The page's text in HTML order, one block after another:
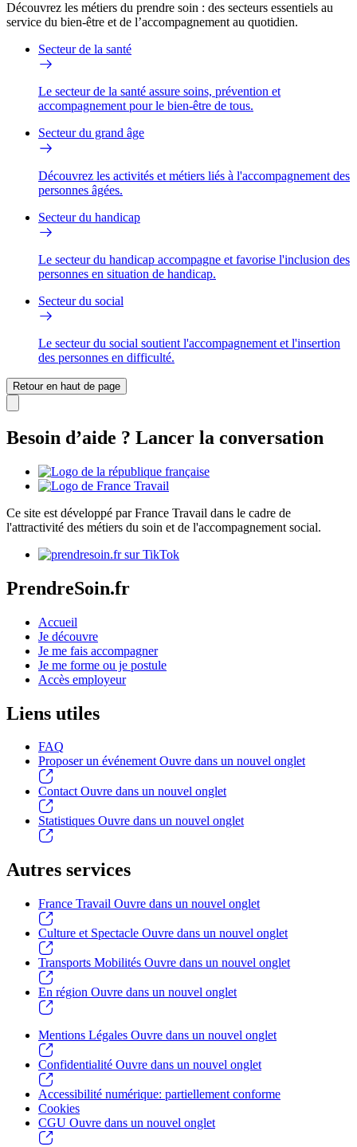
Découvrez les métiers du prendre soin : des secteurs essentiels au
service du bien-être et de l’accompagnement au quotidien.
Secteur de la santé
Le secteur de la santé assure soins, prévention et
accompagnement pour le bien-être de tous.
Secteur du grand âge
Découvrez les activités et métiers liés à l'accompagnement des
personnes âgées.
Secteur du handicap
Le secteur du handicap accompagne et favorise l'inclusion des
personnes en situation de handicap.
Secteur du social
Le secteur du social soutient l'accompagnement et l'insertion
des personnes en difficulté.
Retour en haut de page
Besoin d’aide ? Lancer la conversation
Ce site est développé par France Travail dans le cadre de
l'attractivité des métiers du soin et de l'accompagnement social.
PrendreSoin.fr
Accueil
Je découvre
Je me fais accompagner
Je me forme ou je postule
Accès employeur
Liens utiles
FAQ
Proposer un événementOuvre dans un nouvel onglet
Contact Ouvre dans un nouvel onglet
Statistiques Ouvre dans un nouvel onglet
Autres services
France Travail Ouvre dans un nouvel onglet
Culture et Spectacle Ouvre dans un nouvel onglet
Transports Mobilités Ouvre dans un nouvel onglet
En région Ouvre dans un nouvel onglet
Mentions Légales Ouvre dans un nouvel onglet
Confidentialité Ouvre dans un nouvel onglet
Accessibilité numérique: partiellement conforme
Cookies
CGU Ouvre dans un nouvel onglet